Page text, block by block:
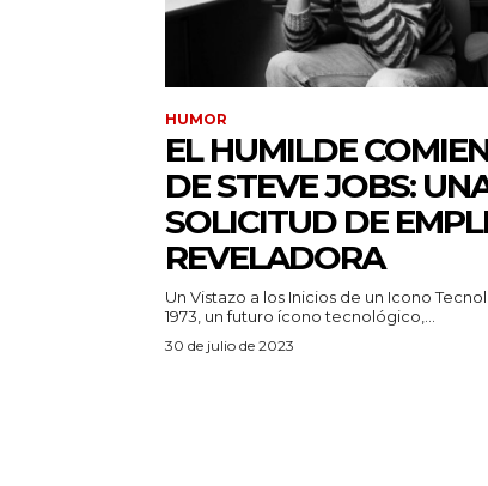
HUMOR
EL HUMILDE
DE STEVE JOBS:
SOLICITUD DE
REVELADORA
Un Vistazo a los Inicios de un Icono
1973, un futuro ícono tecnológico,...
30 de julio de 2023